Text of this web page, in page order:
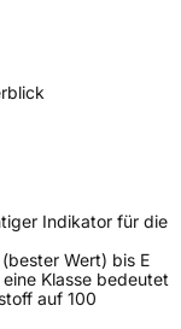
Indikator für die
Wert) bis E
Klasse bedeutet
auf 100